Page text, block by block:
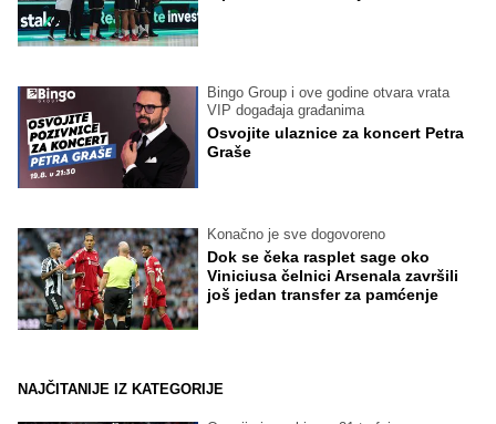
Bingo Group i ove godine otvara vrata
VIP događaja građanima
Osvojite ulaznice za koncert Petra
Graše
Konačno je sve dogovoreno
Dok se čeka rasplet sage oko
Viniciusa čelnici Arsenala završili
još jedan transfer za pamćenje
NAJČITANIJE IZ KATEGORIJE